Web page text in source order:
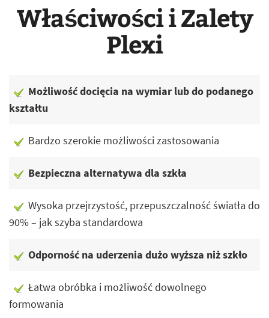
Właściwości i Zalety
Plexi
Możliwość docięcia na wymiar lub do podanego
kształtu
Bardzo szerokie możliwości zastosowania
Bezpieczna alternatywa dla szkła
Wysoka przejrzystość, przepuszczalność światła do
90% – jak szyba standardowa
Odporność na uderzenia dużo wyższa niż szkło
Łatwa obróbka i możliwość dowolnego
formowania